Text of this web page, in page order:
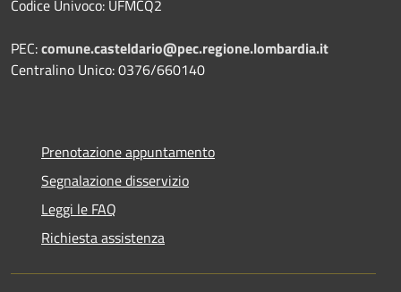
Codice Univoco: UFMCQ2
PEC:comune.casteldario@pec.regione.lombardia.it
Centralino Unico: 0376/660140
Prenotazione appuntamento
Segnalazione disservizio
Leggi le FAQ
Richiesta assistenza